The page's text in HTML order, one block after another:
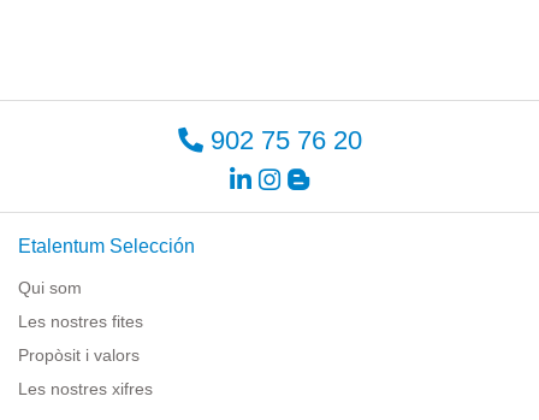
902 75 76 20
Etalentum Selección
Qui som
Les nostres fites
Propòsit i valors
Les nostres xifres